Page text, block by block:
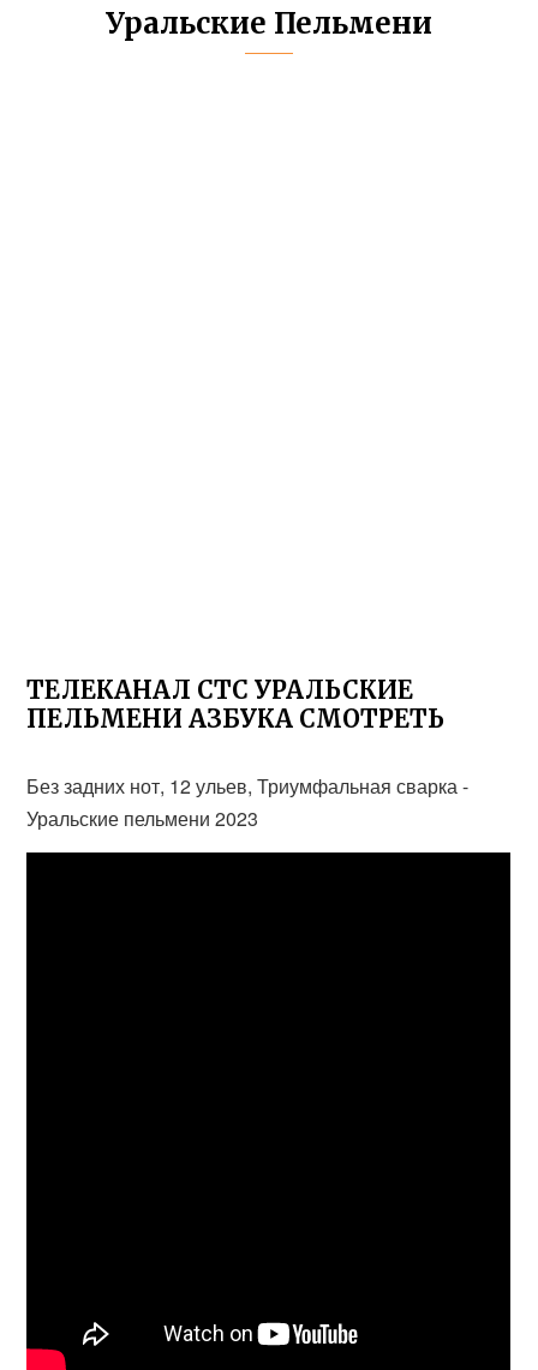
Уральские Пельмени
ТЕЛЕКАНАЛ СТС УРАЛЬСКИЕ
ПЕЛЬМЕНИ АЗБУКА СМОТРЕТЬ
Без задних нот, 12 ульев, Триумфальная сварка -
Уральские пельмени 2023